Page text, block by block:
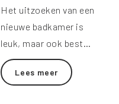
Het uitzoeken van een
nieuwe badkamer is
leuk, maar ook best
lastig. Wij helpen je
kiezenLees meer